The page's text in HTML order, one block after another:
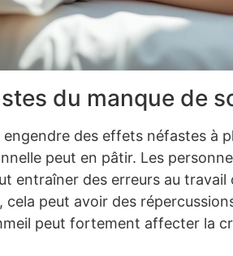
du manque de
des effets néfastes à
peut en pâtir. Les
entraîner des erreurs au
peut avoir des
peut fortement affecter la